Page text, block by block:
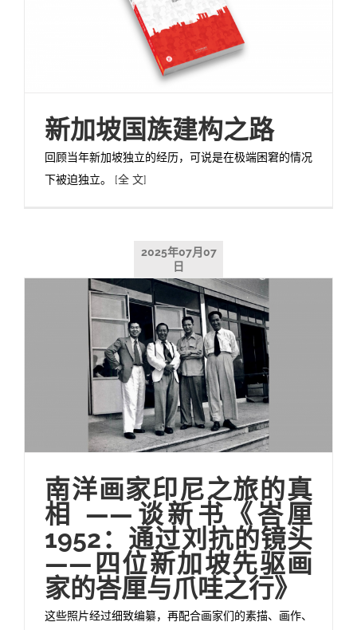
新加坡国族建构之路
回顾当年新加坡独立的经历，可说是在极端困窘的情况
下被迫独立。 [全 文]
2025年07月07
日
南洋画家印尼之旅的真
相 ——谈新书《峇厘
1952：通过刘抗的镜头
——四位新加坡先驱画
家的峇厘与爪哇之行》
这些照片经过细致编纂，再配合画家们的素描、画作、